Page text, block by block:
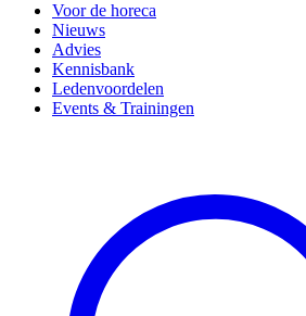
Voor de horeca
Nieuws
Advies
Kennisbank
Ledenvoordelen
Events & Trainingen